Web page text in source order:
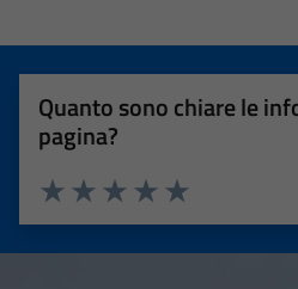
Quanto sono chiare le
pagina?
Valuta 5 stelle
Valuta 4 stelle su 5
Valuta 3 stelle su 5
Valuta 2 stelle su 5
Valuta 1 stelle su 5